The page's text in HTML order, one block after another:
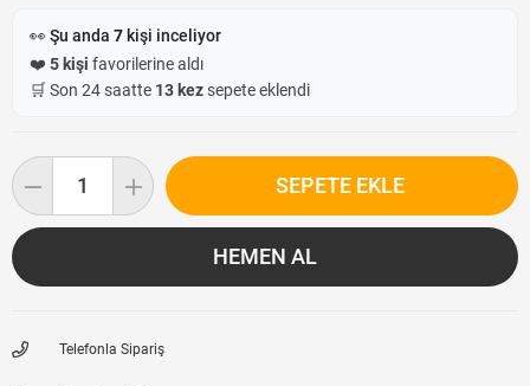
👀 Şu anda 7 kişi inceliyor
❤️ 5 kişi favorilerine aldı
🛒 Son 24 saatte 13 kezsepete eklendi
Telefonla Sipariş